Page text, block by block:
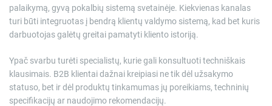
palaikymą, gyvą pokalbių sistemą svetainėje. Kiekvienas kanalas
turi būti integruotas į bendrą klientų valdymo sistemą, kad bet kuris
darbuotojas galėtų greitai pamatyti kliento istoriją.
Ypač svarbu turėti specialistų, kurie gali konsultuoti techniškais
klausimais. B2B klientai dažnai kreipiasi ne tik dėl užsakymo
statuso, bet ir dėl produktų tinkamumas jų poreikiams, techninių
specifikacijų ar naudojimo rekomendacijų.